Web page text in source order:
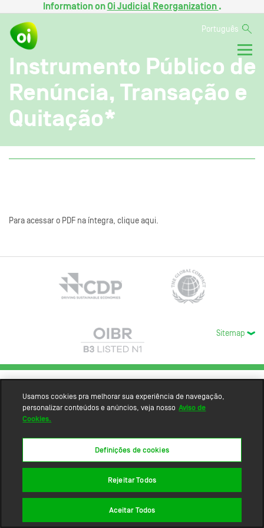
Information onOi Judicial Reorganization .
Português
Instrumento Público de
Renúncia, Transação e
Quitação*
Para acessar o PDF na íntegra, clique aqui.
Sitemap
Usamos cookies pra melhorar sua experiência de navegação,
personalizar conteúdos e anúncios, veja nosso Aviso de
Cookies.
Definições de cookies
Rejeitar Todos
Aceitar Todos